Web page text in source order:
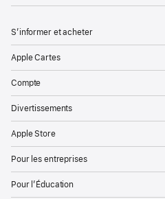
S’informer et acheter
Apple Cartes
Compte
Divertissements
Apple Store
Pour les entreprises
Pour l’Éducation